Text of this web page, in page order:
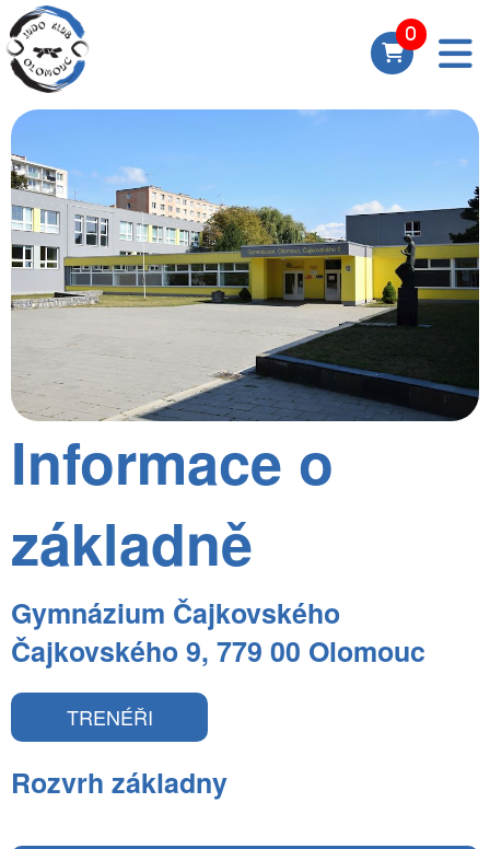
Informace o
základně
Gymnázium Čajkovského
Čajkovského 9, 779 00 Olomouc
TRENÉŘI
Rozvrh základny